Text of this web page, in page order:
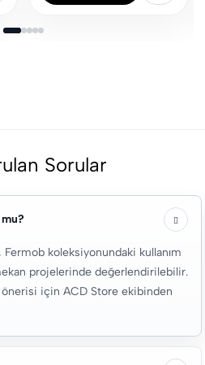
Sorular
Fermob koleksiyonundaki kullanım
projelerinde değerlendirilebilir.
önerisi için ACD Store ekibinden